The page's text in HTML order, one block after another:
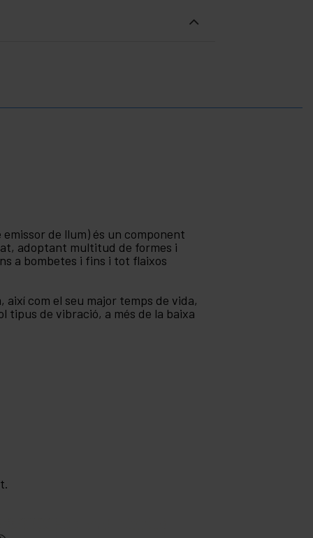
de llum) és un component
adoptant multitud de formes i
a bombetes i fins i tot flaixos
com el seu major temps de vida,
de vibració, a més de la baixa